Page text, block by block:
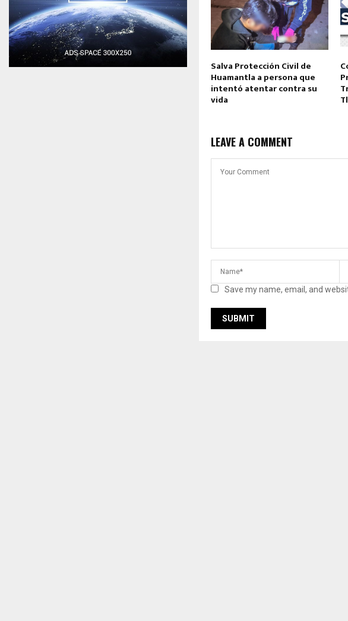
Salva Protección Civil de
Huamantla a persona que
intentó atentar contra su
vida
LEAVE A COMMENT
Save my name, email, and